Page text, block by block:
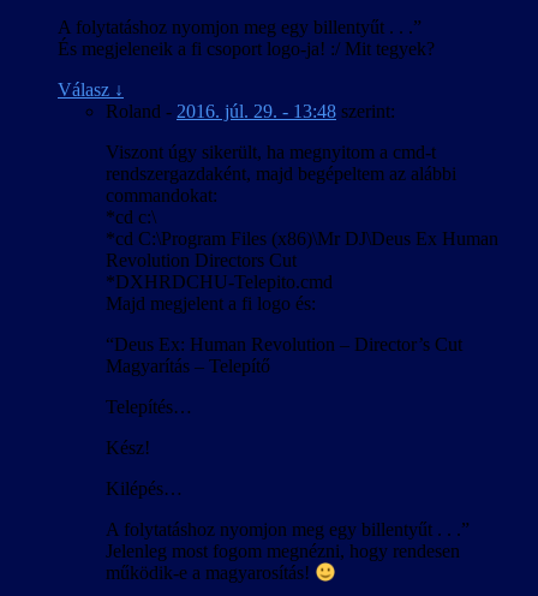
A folytatáshoz nyomjon meg egy billentyűt . . .”
És megjeleneik a fi csoport logo-ja! :/ Mit tegyek?
Válasz ↓
Roland - 2016. júl. 29. - 13:48 szerint:
Viszont úgy sikerült, ha megnyitom a cmd-t
rendszergazdaként, majd begépeltem az alábbi
commandokat:
*cd c:\
*cd C:\Program Files (x86)\Mr DJ\Deus Ex Human
Revolution Directors Cut
*DXHRDCHU-Telepito.cmd
Majd megjelent a fi logo és:
“Deus Ex: Human Revolution – Director’s Cut
Magyarítás – Telepítő
Telepítés…
Kész!
Kilépés…
A folytatáshoz nyomjon meg egy billentyűt . . .”
Jelenleg most fogom megnézni, hogy rendesen
működik-e a magyarosítás!